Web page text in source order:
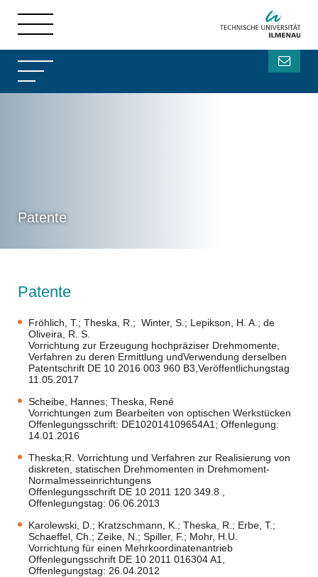
Patente
Patente
Fröhlich, T.; Theska, R.; Winter, S.; Lepikson, H. A.; de
Oliveira, R. S.
Vorrichtung zur Erzeugung hochpräziser Drehmomente,
Verfahren zu deren Ermittlung undVerwendung derselben
Patentschrift DE 10 2016 003 960 B3, Veröffentlichungstag
11.05.2017
Scheibe, Hannes; Theska, René
Vorrichtungen zum Bearbeiten von optischen Werkstücken
Offenlegungsschrift: DE102014109654A1; Offenlegung:
14.01.2016
Theska;R. Vorrichtung und Verfahren zur Realisierung von
diskreten, statischen Drehmomenten in Drehmoment-
Normalmesseinrichtungens
Offenlegungsschrift DE 10 2011 120 349.8 ,
Offenlegungstag: 06.06.2013
Karolewski, D.; Kratzschmann, K.; Theska, R.; Erbe, T.;
Schaeffel, Ch.; Zeike, N.; Spiller, F.; Mohr, H.U.
Vorrichtung für einen Mehrkoordinatenantrieb
Offenlegungsschrift DE 10 2011 016304 A1,
Offenlegungstag: 26.04.2012